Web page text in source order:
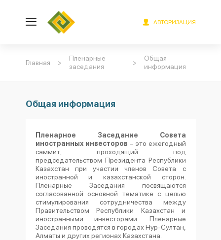
АВТОРИЗАЦИЯ
Главная >
Пленарные
заседания
>
Общая
информация
Общая информация
Пленарное Заседание Совета
иностранных инвесторов – это ежегодный
саммит, проходящий под
председательством Президента Республики
Казахстан при участии членов Совета с
иностранной и казахстанской сторон.
Пленарные Заседания посвящаются
согласованной основной тематике с целью
стимулирования сотрудничества между
Правительством Республики Казахстан и
иностранными инвесторами. Пленарные
Заседания проводятся в городах Нур-Султан,
Алматы и других регионах Казахстана.